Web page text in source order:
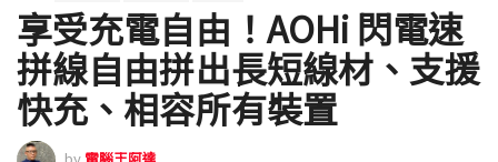
享受充電自由！AOHi 閃電速
拼線自由拼出長短線材、支援
快充、相容所有裝置